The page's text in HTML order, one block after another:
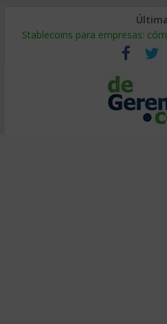
Stablecoins para empresas:
Despido silencioso: qué es y
IA en selección de personal:
Trabajo forzoso en la cadena
Mercado hispano de EE. UU.: